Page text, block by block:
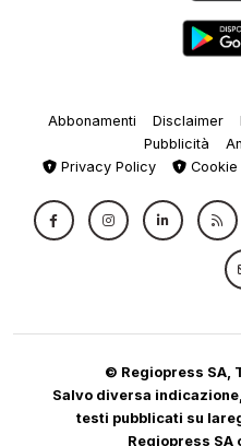
Abbonamenti Disclaimer
Pubblicità
Privacy Policy
Cookie
© Regiopress SA,
Salvo diversa
testi pubblicati su
Regiopress SA